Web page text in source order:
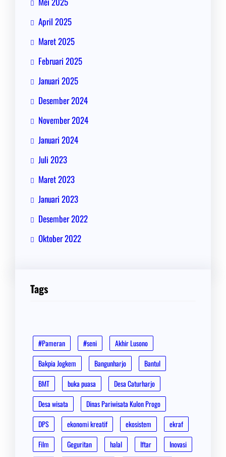
April 2025
Maret 2025
Februari 2025
Januari 2025
Desember 2024
November 2024
Januari 2024
Juli 2023
Maret 2023
Januari 2023
Desember 2022
Oktober 2022
Tags
#Pameran #seni
Akhir Lusono
Bakpia Jogkem
Bangunharjo
Bantul
BMT
buka puasa
Desa Caturharjo
Desa wisata
Dinas Pariwisata Kulon Progo
DPS
ekonomi kreatif ekosistem
ekraf
Film
Geguritan halal Iftar
Inovasi